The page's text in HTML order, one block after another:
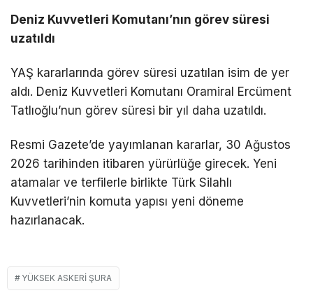
Deniz Kuvvetleri Komutanı’nın görev süresi
uzatıldı
YAŞ kararlarında görev süresi uzatılan isim de yer
aldı. Deniz Kuvvetleri Komutanı Oramiral Ercüment
Tatlıoğlu’nun görev süresi bir yıl daha uzatıldı.
Resmi Gazete’de yayımlanan kararlar, 30 Ağustos
2026 tarihinden itibaren yürürlüğe girecek. Yeni
atamalar ve terfilerle birlikte Türk Silahlı
Kuvvetleri’nin komuta yapısı yeni döneme
hazırlanacak.
YÜKSEK ASKERI ŞURA